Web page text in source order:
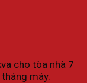
cho tòa nhà 7
máy.